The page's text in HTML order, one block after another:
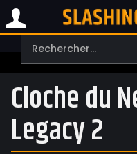
Cloche du
Legacy 2